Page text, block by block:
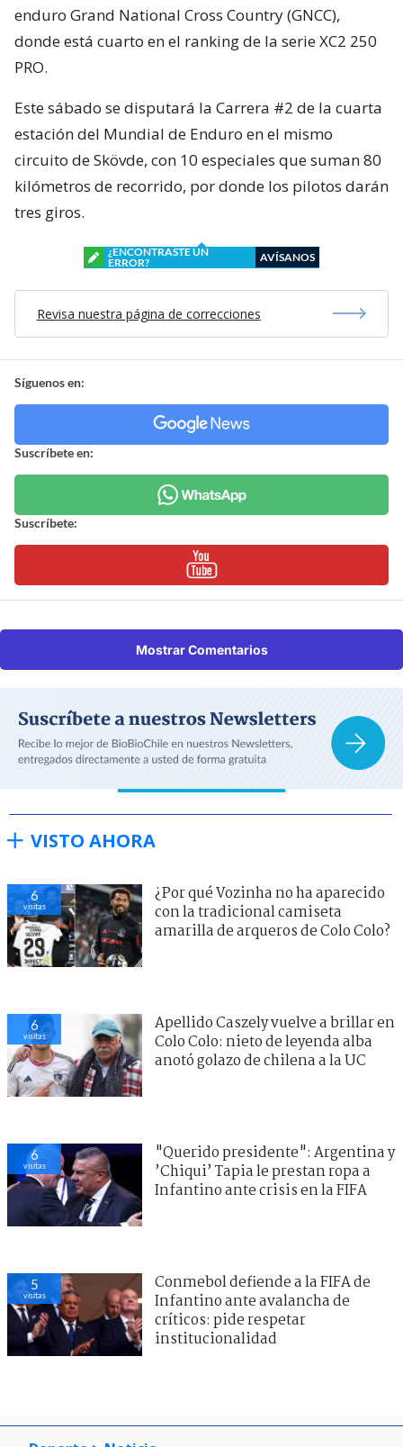
enduro Grand National Cross Country (GNCC),
donde está cuarto en el ranking de la serie XC2 250
PRO.
Este sábado se disputará la Carrera #2 de la cuarta
estación del Mundial de Enduro en el mismo
circuito de Skövde, con 10 especiales que suman 80
kilómetros de recorrido, por donde los pilotos darán
tres giros.
¿ENCONTRASTE UN
ERROR?
AVÍSANOS
Revisa nuestra página de correcciones
Síguenos en:
Suscríbete en:
Suscríbete:
Mostrar Comentarios
VISTO AHORA
6
visitas
¿Por qué Vozinha no ha aparecido
con la tradicional camiseta
amarilla de arqueros de Colo Colo?
6
visitas
Apellido Caszely vuelve a brillar en
Colo Colo: nieto de leyenda alba
anotó golazo de chilena a la UC
6
visitas
"Querido presidente": Argentina y
’Chiqui’ Tapia le prestan ropa a
Infantino ante crisis en la FIFA
5
visitas
Conmebol defiende a la FIFA de
Infantino ante avalancha de
críticos: pide respetar
institucionalidad